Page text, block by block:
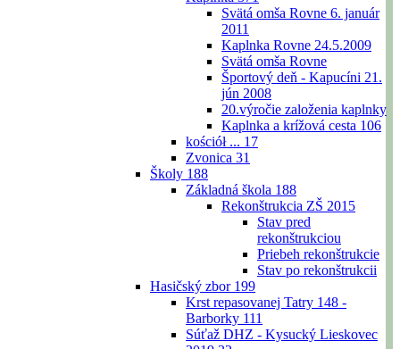
Svätá omša Rovne 6. január
2011
Kaplnka Rovne 24.5.2009
Svätá omša Rovne
Športový deň - Kapucíni 21.
jún 2008
20.výročie založenia kaplnky
Kaplnka a krížová cesta 106
kościół ... 17
Zvonica 31
Školy 188
Základná škola 188
Rekonštrukcia ZŠ 2015
Stav pred
rekonštrukciou
Priebeh rekonštrukcie
Stav po rekonštrukcii
Hasičský zbor 199
Krst repasovanej Tatry 148 -
Barborky 111
Súťaž DHZ - Kysucký Lieskovec